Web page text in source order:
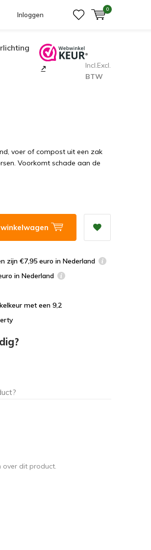
Inloggen
0
Incl.Excl.
BTW
voer of compost uit een zak
Voorkomt schade aan de
zijn €7,95 euro in Nederland
in Nederland
met een 9,2
over dit product.